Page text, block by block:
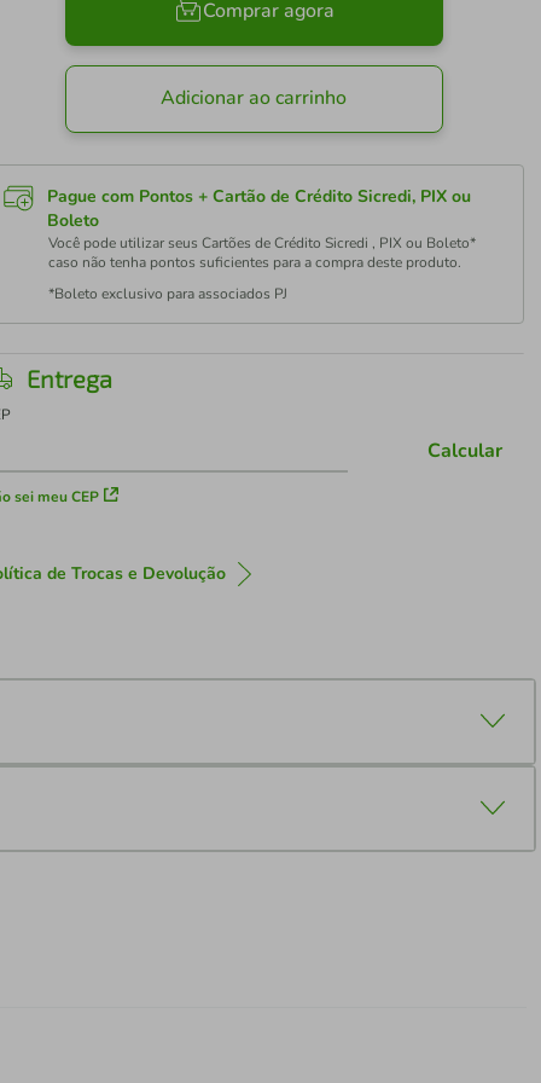
Comprar agora
Adicionar ao carrinho
Pague com Pontos + Cartão de Crédito Sicredi, PIX ou
Boleto
Você pode utilizar seus Cartões de Crédito Sicredi , PIX ou Boleto*
caso não tenha pontos suficientes para a compra deste produto.
*Boleto exclusivo para associados PJ
Entrega
sei meu CEP
Calcular
de Trocas e Devolução